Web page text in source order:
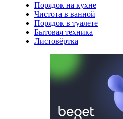
Порядок на кухне
Чистота в ванной
Порядок в туалете
Бытовая техника
Листовёртка